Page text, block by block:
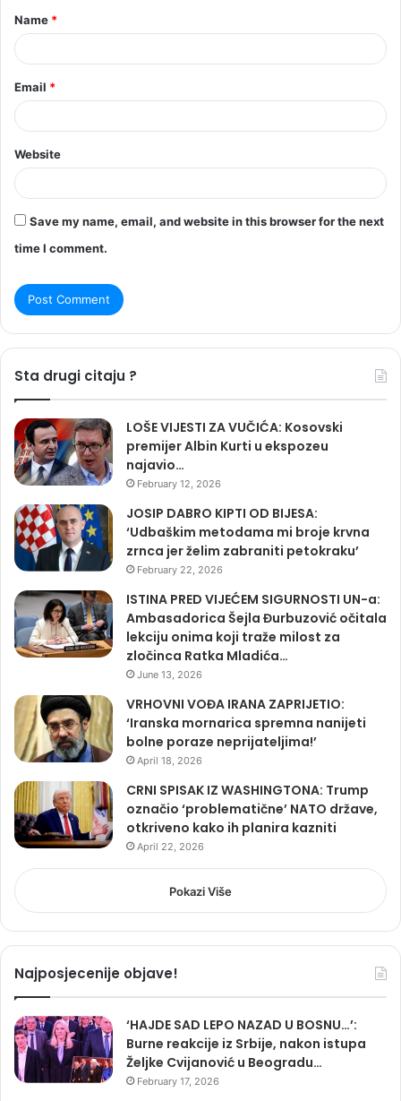
*
Name *
Email *
Website
Save my name, email, and website in this browser for the next
time I comment.
Sta drugi citaju ?
LOŠE VIJESTI ZA VUČIĆA: Kosovski
premijer Albin Kurti u ekspozeu
najavio…
February 12, 2026
JOSIP DABRO KIPTI OD BIJESA:
‘Udbaškim metodama mi broje krvna
zrnca jer želim zabraniti petokraku’
February 22, 2026
ISTINA PRED VIJEĆEM SIGURNOSTI UN-a:
Ambasadorica Šejla Đurbuzović očitala
lekciju onima koji traže milost za
zločinca Ratka Mladića…
June 13, 2026
VRHOVNI VOĐA IRANA ZAPRIJETIO:
‘Iranska mornarica spremna nanijeti
bolne poraze neprijateljima!’
April 18, 2026
CRNI SPISAK IZ WASHINGTONA: Trump
označio ‘problematične’ NATO države,
otkriveno kako ih planira kazniti
April 22, 2026
Pokazi Više
Najposjecenije objave!
‘HAJDE SAD LEPO NAZAD U BOSNU…’:
Burne reakcije iz Srbije, nakon istupa
Željke Cvijanović u Beogradu…
February 17, 2026